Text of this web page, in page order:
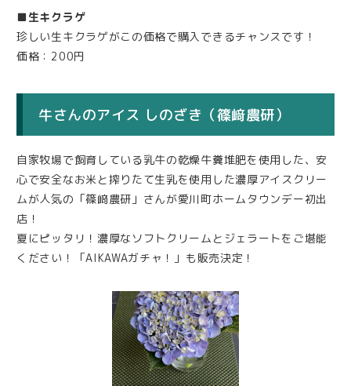
■生キクラゲ
珍しい生キクラゲがこの価格で購入できるチャンスです！
価格：200円
牛さんのアイス しのざき（篠﨑農研）
自家牧場で飼育している乳牛の乾燥牛糞堆肥を使用した、安
心で安全なお米と搾りたて生乳を使用した濃厚アイスクリー
ムが人気の「篠﨑農研」さんが愛川町ホームタウンデー初出
店！
夏にピッタリ！濃厚なソフトクリームとジェラートをご堪能
ください！「AIKAWAガチャ！」も販売決定！